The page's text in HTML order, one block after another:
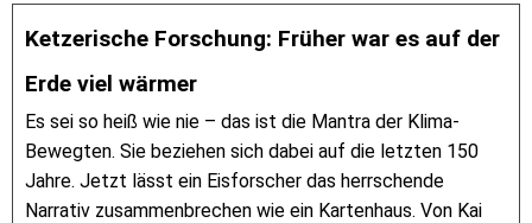
Ketzerische Forschung: Früher war es auf der
Erde viel wärmer
Es sei so heiß wie nie – das ist die Mantra der Klima-
Bewegten. Sie beziehen sich dabei auf die letzten 150
Jahre. Jetzt lässt ein Eisforscher das herrschende
Narrativ zusammenbrechen wie ein Kartenhaus. Von Kai